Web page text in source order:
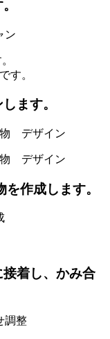
す。
ます。
作成します。
着し、かみ合